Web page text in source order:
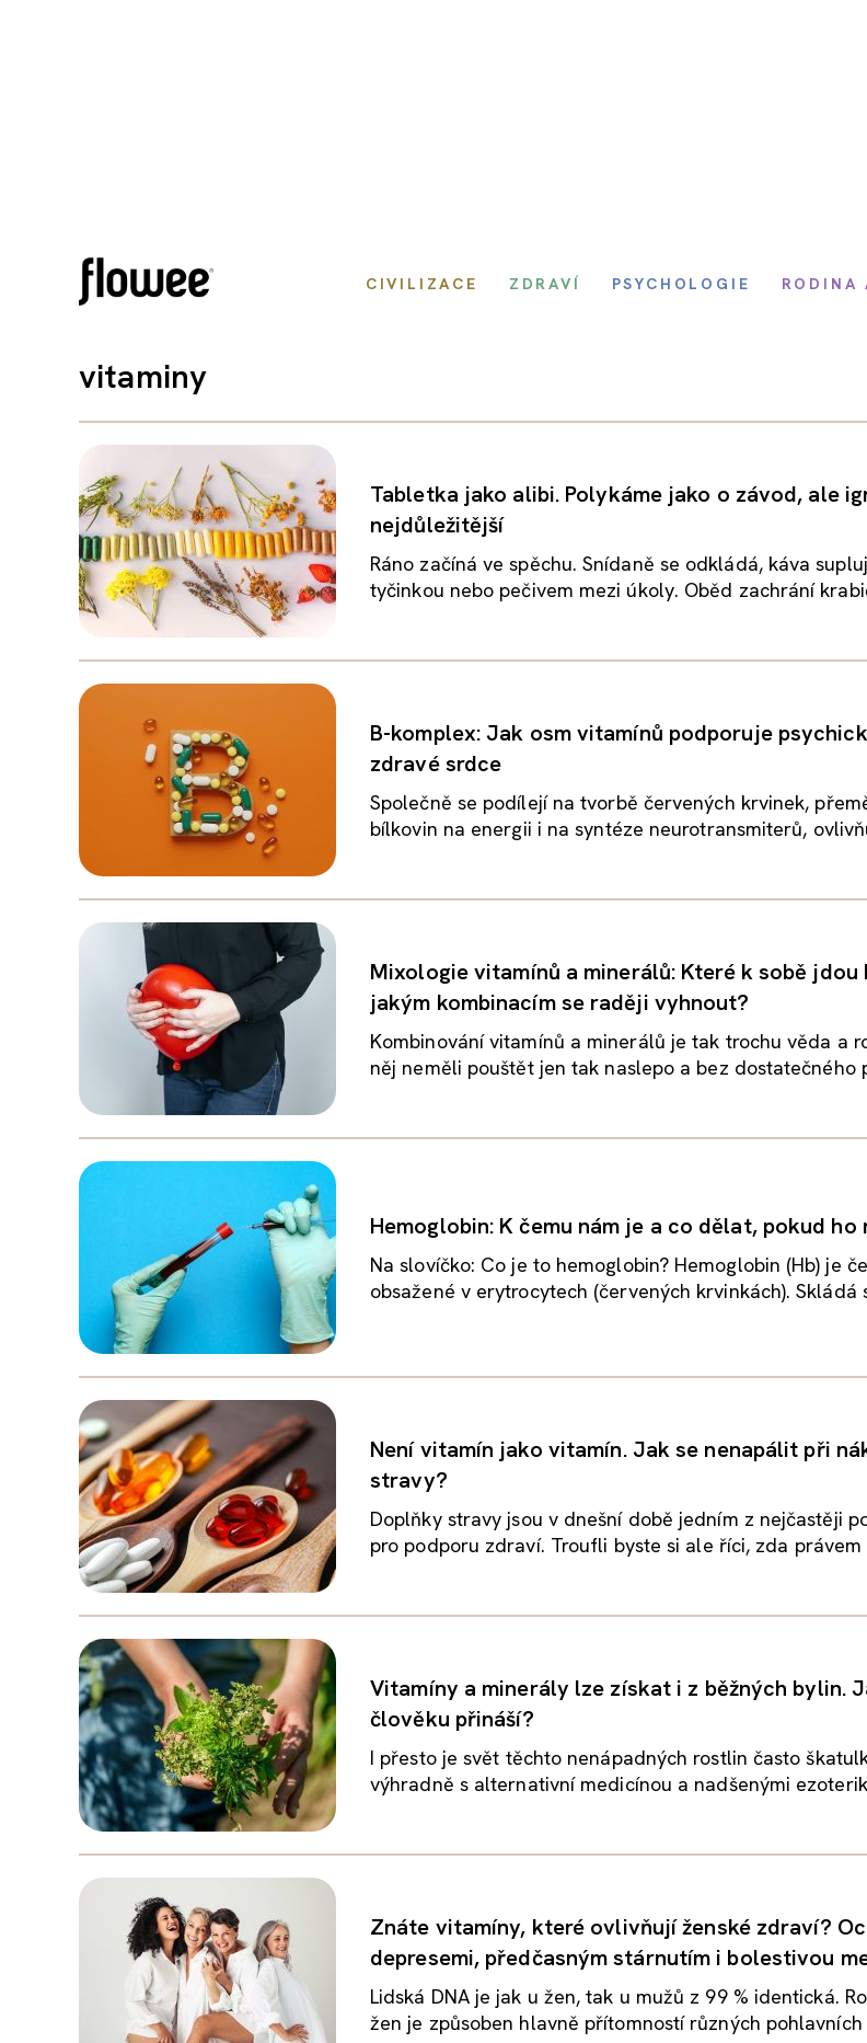
CIVILIZACE ZDRAVÍ PSYCHOLOGIE RODINA
vitaminy
Tabletka jako alibi. Polykáme jako o závod, ale
nejdůležitější
Ráno začíná ve spěchu. Snídaně se odkládá, káva
tyčinkou nebo pečivem mezi úkoly. Oběd zachrání
B-komplex: Jak osm vitamínů podporuje
zdravé srdce
Společně se podílejí na tvorbě červených krvinek,
bílkovin na energii i na syntéze neurotransmiterů,
Mixologie vitamínů a minerálů: Které k sobě jdou
jakým kombinacím se raději vyhnout?
Kombinování vitamínů a minerálů je tak trochu věda a
něj neměli pouštět jen tak naslepo a bez dostatečného
Hemoglobin: K čemu nám je a co dělat, pokud ho
Na slovíčko: Co je to hemoglobin? Hemoglobin (Hb) je
obsažené v erytrocytech (červených krvinkách). Skládá
Není vitamín jako vitamín. Jak se nenapálit při
stravy?
Doplňky stravy jsou v dnešní době jedním z nejčastěji
pro podporu zdraví. Troufli byste si ale říci, zda právem
Vitamíny a minerály lze získat i z běžných bylin.
člověku přináší?
I přesto je svět těchto nenápadných rostlin často
výhradně s alternativní medicínou a nadšenými
Znáte vitamíny, které ovlivňují ženské zdraví?
depresemi, předčasným stárnutím i bolestivou
Lidská DNA je jak u žen, tak u mužů z 99 % identická.
žen je způsoben hlavně přítomností různých pohlavních